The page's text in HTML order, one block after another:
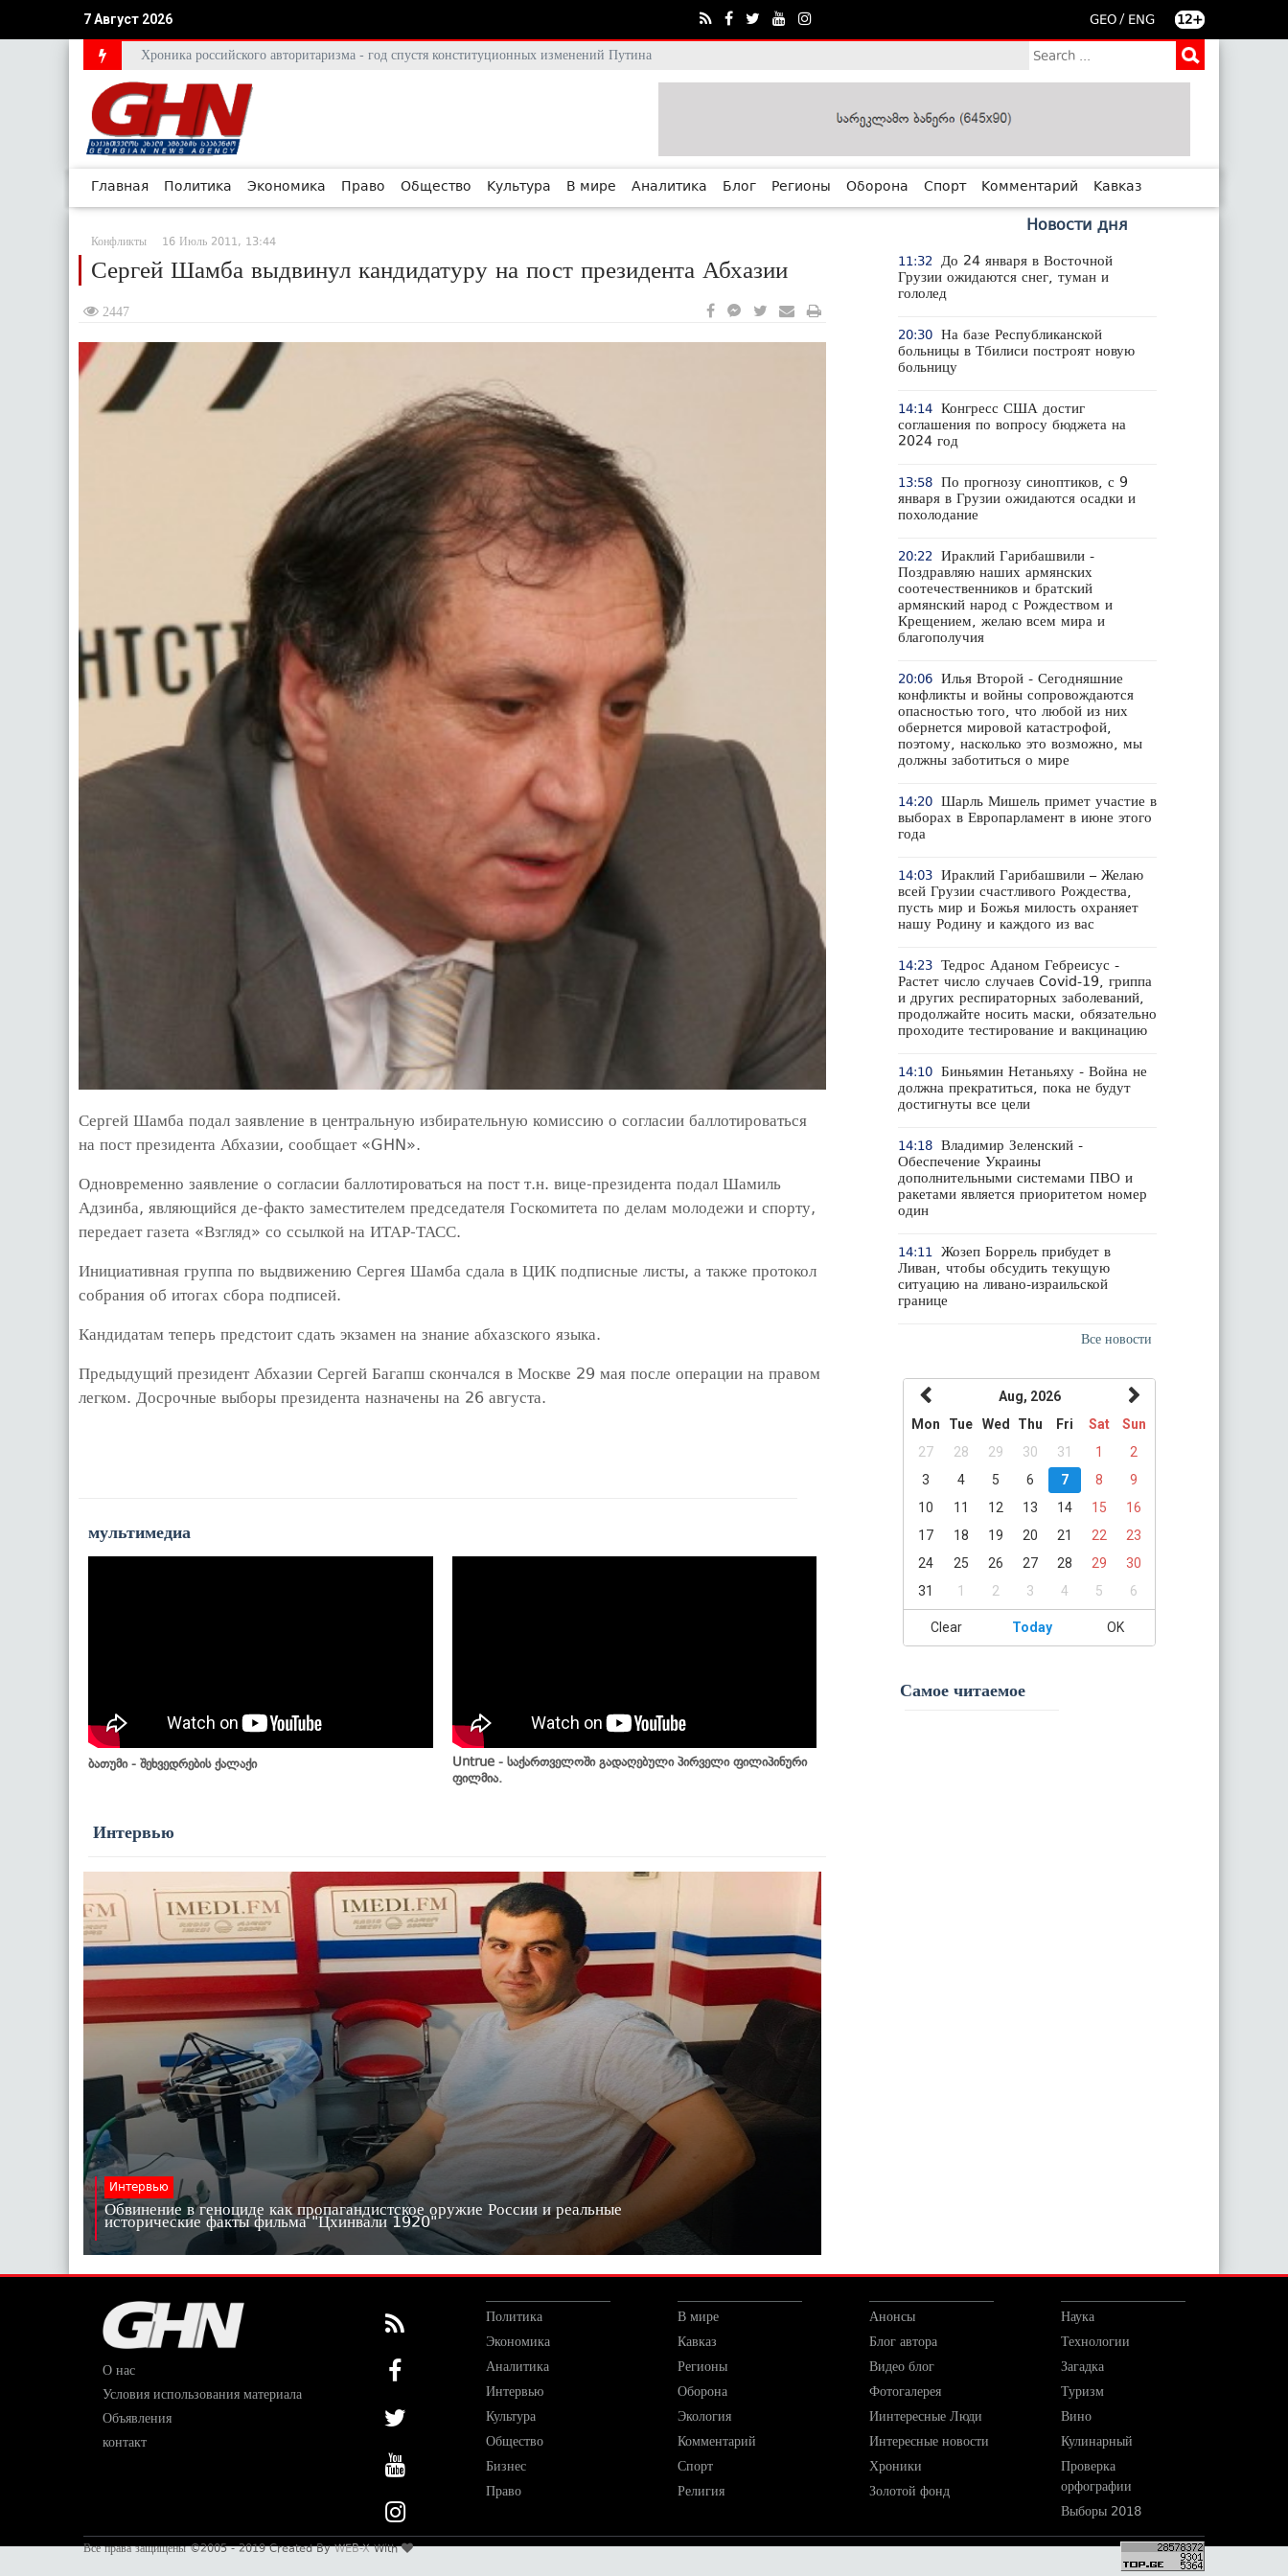
7 Август 2026 GEO / ENG 12+
Хроника российского авторитаризма - год спустя конституционных изменений Путина
Главная Политика Экономика Право Общество Культура В мире Аналитика Блог Регионы Оборона Спорт Комментарий Кавказ
Конфликты 16 Июль 2011, 13:44
Сергей Шамба выдвинул кандидатуру на пост президента Абхазии
2447
Сергей Шамба подал заявление в центральную избирательную комиссию о согласии баллотироваться
на пост президента Абхазии, сообщает «GHN».
Одновременно заявление о согласии баллотироваться на пост т.н. вице-президента подал Шамиль
Адзинба, являющийся де-факто заместителем председателя Госкомитета по делам молодежи и спорту,
передает газета «Взгляд» со ссылкой на ИТАР-ТАСС.
Инициативная группа по выдвижению Сергея Шамба сдала в ЦИК подписные листы, а также протокол
собрания об итогах сбора подписей.
Кандидатам теперь предстоит сдать экзамен на знание абхазского языка.
Предыдущий президент Абхазии Сергей Багапш скончался в Москве 29 мая после операции на правом
легком. Досрочные выборы президента назначены на 26 августа.
мультимедиа
ბათუმი - შეხვედრების ქალაქი
Untrue - საქართველოში გადაღებული პირველი ფილიპინური
ფილმია.
Интервью
Интервью
Обвинение в геноциде как пропагандистское оружие России и реальные
исторические факты фильма "Цхинвали 1920"
Новости дня
11:32
До 24 января в Восточной
Грузии ожидаются снег, туман и
гололед
20:30 На базе Республиканской
больницы в Тбилиси построят новую
больницу
14:14 Конгресс США достиг
соглашения по вопросу бюджета на
2024 год
13:58 По прогнозу синоптиков, с 9
января в Грузии ожидаются осадки и
похолодание
20:22
Ираклий Гарибашвили -
Поздравляю наших армянских
соотечественников и братский
армянский народ с Рождеством и
Крещением, желаю всем мира и
благополучия
20:06 Илья Второй - Сегодняшние
конфликты и войны сопровождаются
опасностью того, что любой из них
обернется мировой катастрофой,
поэтому, насколько это возможно, мы
должны заботиться о мире
14:20 Шарль Мишель примет участие в
выборах в Европарламент в июне этого
года
14:03 Ираклий Гарибашвили – Желаю
всей Грузии счастливого Рождества,
пусть мир и Божья милость охраняет
нашу Родину и каждого из вас
14:23 Тедрос Аданом Гебреисус -
Растет число случаев Covid-19, гриппа
и других респираторных заболеваний,
продолжайте носить маски, обязательно
проходите тестирование и вакцинацию
14:10 Биньямин Нетаньяху - Война не
должна прекратиться, пока не будут
достигнуты все цели
14:18 Владимир Зеленский -
Обеспечение Украины
дополнительными системами ПВО и
ракетами является приоритетом номер
один
14:11
Жозеп Боррель прибудет в
Ливан, чтобы обсудить текущую
ситуацию на ливано-израильской
границе
Все новости
Aug, 2026
Mon
Tue Wed Thu Fri Sat
Sun
27
28 29 30 31 1
2
3
4 5 6 7 8
9
10
11 12 13 14 15
16
17
18 19 20 21 22
23
24
25 26 27 28 29
30
31
1 2 3 4 5 6
Clear Today OK
Самое читаемое
О нас
Условия использования материала
Объявления
контакт
Политика
Экономика
Аналитика
Интервью
Культура
Общество
Бизнес
Право
В мире
Кавказ
Регионы
Оборона
Экология
Комментарий
Спорт
Религия
Анонсы
Блог автора
Видео блог
Фотогалерея
Иинтересные Люди
Интересные новости
Хроники
Золотой фонд
Наука
Технологии
Загадка
Туризм
Вино
Кулинарный
Проверка
орфографии
Выборы 2018
Все права защищены ©2005 - 2019 Created ByWEB-XWith